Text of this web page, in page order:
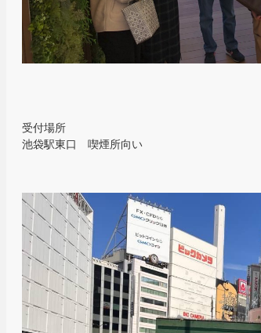
受付場所
池袋駅東口 喫煙所向い